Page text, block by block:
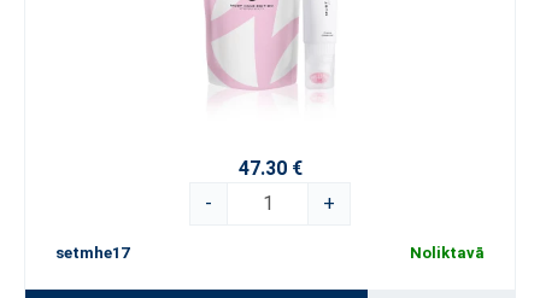
47.30 €
-
+
setmhe17 Noliktavā